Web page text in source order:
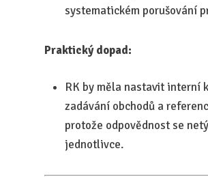
systematickém porušování
Praktický dopad:
RK by měla nastavit interní
zadávání obchodů a
protože odpovědnost se
jednotlivce.